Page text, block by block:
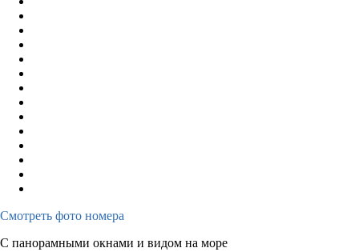
Смотреть фото номера
С панорамными окнами и видом на море